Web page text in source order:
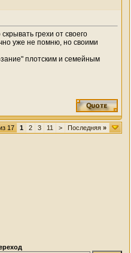
грехи от своего
уже не помню, но своими
плотским и семейным
17 1 2 3 11 > Последняя »